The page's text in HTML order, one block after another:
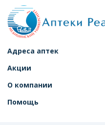
Адреса аптек
Акции
О компании
Помощь